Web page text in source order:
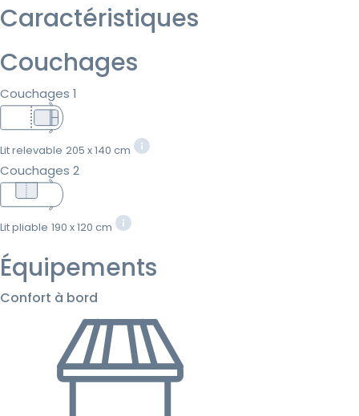
Caractéristiques
Couchages
Couchages 1
Lit relevable 205 x 140 cm
Couchages 2
Lit pliable 190 x 120 cm
Équipements
Confort à bord